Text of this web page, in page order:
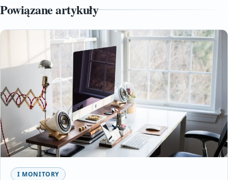
Powiązane artykuły
I MONITORY